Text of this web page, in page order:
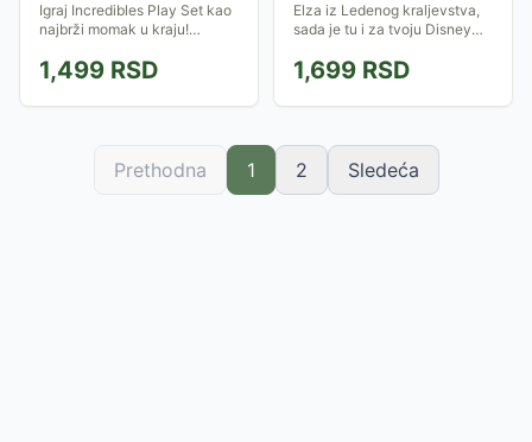
Igraj Incredibles Play Set kao
najbrži momak u kraju!
figuru na bazu i iskoristi njene
sposobnosti da se boriš,...
1,499 RSD
Elza iz Ledenog kraljevstva,
sada je tu i za tvoju Disney
novim avanturama!
1,699 RSD
Prethodna 1 2 Sledeća